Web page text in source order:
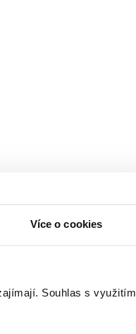
Více o cookies
Souhlas s využitím